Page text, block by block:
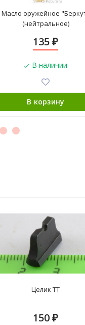
Масло оружейное
(нейтральное)
135₽
В наличии
В корзину
Целик ТТ
150₽